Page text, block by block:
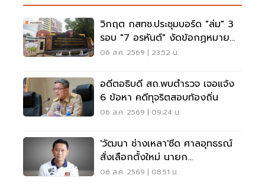
วิกฤต กสทช.ประชุมบอร์ด "ล่ม" 3
รอบ "7 อรหันต์" งัดข้อกฏหมาย
ไม่มีใครยอมใคร
06 ส.ค. 2569 | 23:52 น.
อดีตอธิบดี สถ.พบตำรวจ เจอแจ้ง
6 ข้อหา คดีทุจริตสอบท้องถิ่น
06 ส.ค. 2569 | 09:24 น.
'วัฒนา ช่างเหลา'ซีด ศาลอุทธรณ์
สั่งเลือกตั้งใหม่ นายก
อบจ.ขอนแก่น
06 ส.ค. 2569 | 08:51 น.